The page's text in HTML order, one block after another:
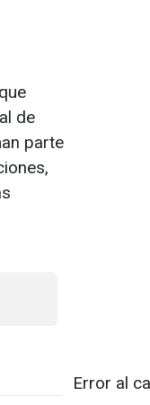
de
parte
Error al